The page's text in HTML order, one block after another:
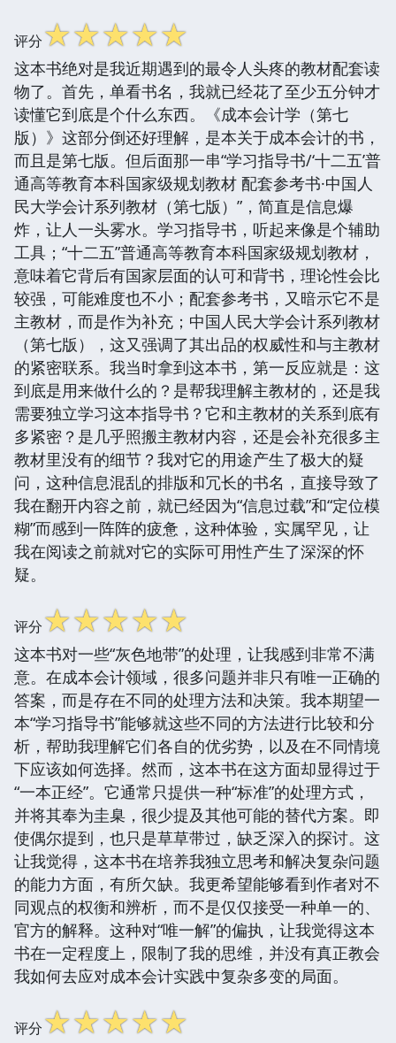
评分☆☆☆☆☆
这本书绝对是我近期遇到的最令人头疼的教材配套读
物了。首先，单看书名，我就已经花了至少五分钟才
读懂它到底是个什么东西。《成本会计学（第七
版）》这部分倒还好理解，是本关于成本会计的书，
而且是第七版。但后面那一串“学习指导书/‘十二五’普
通高等教育本科国家级规划教材 配套参考书·中国人
民大学会计系列教材（第七版）”，简直是信息爆
炸，让人一头雾水。学习指导书，听起来像是个辅助
工具；“十二五”普通高等教育本科国家级规划教材，
意味着它背后有国家层面的认可和背书，理论性会比
较强，可能难度也不小；配套参考书，又暗示它不是
主教材，而是作为补充；中国人民大学会计系列教材
（第七版），这又强调了其出品的权威性和与主教材
的紧密联系。我当时拿到这本书，第一反应就是：这
到底是用来做什么的？是帮我理解主教材的，还是我
需要独立学习这本指导书？它和主教材的关系到底有
多紧密？是几乎照搬主教材内容，还是会补充很多主
教材里没有的细节？我对它的用途产生了极大的疑
问，这种信息混乱的排版和冗长的书名，直接导致了
我在翻开内容之前，就已经因为“信息过载”和“定位模
糊”而感到一阵阵的疲惫，这种体验，实属罕见，让
我在阅读之前就对它的实际可用性产生了深深的怀
疑。
评分☆☆☆☆☆
这本书对一些“灰色地带”的处理，让我感到非常不满
意。在成本会计领域，很多问题并非只有唯一正确的
答案，而是存在不同的处理方法和决策。我本期望一
本“学习指导书”能够就这些不同的方法进行比较和分
析，帮助我理解它们各自的优劣势，以及在不同情境
下应该如何选择。然而，这本书在这方面却显得过于
“一本正经”。它通常只提供一种“标准”的处理方式，
并将其奉为圭臬，很少提及其他可能的替代方案。即
使偶尔提到，也只是草草带过，缺乏深入的探讨。这
让我觉得，这本书在培养我独立思考和解决复杂问题
的能力方面，有所欠缺。我更希望能够看到作者对不
同观点的权衡和辨析，而不是仅仅接受一种单一的、
官方的解释。这种对“唯一解”的偏执，让我觉得这本
书在一定程度上，限制了我的思维，并没有真正教会
我如何去应对成本会计实践中复杂多变的局面。
评分☆☆☆☆☆